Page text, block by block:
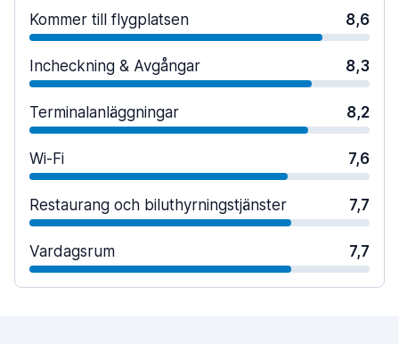
Kommer till flygplatsen 8,6
Incheckning & Avgångar 8,3
Terminalanläggningar 8,2
Wi-Fi 7,6
Restaurang och biluthyrningstjänster 7,7
Vardagsrum 7,7